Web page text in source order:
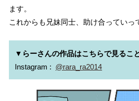
ます。
これからも兄妹同士、助け合っていっ
▼らーさんの作品はこちらで見るこ
Instagram : @rara_ra2014